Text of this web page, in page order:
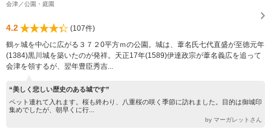
会津／公園・庭園
4.2
(107件)
鶴ヶ城を中心に広がる３７２0平方ｍの公園。城は、葦名氏七代直盛が至徳元年
(1384)黒川城を築いたのが発祥。天正17年(1589)伊達政宗が葦名義広を追って
会津を領するが、翌年豊臣秀吉...
“美しく悲しい歴史のある城です”
ペット連れて入れます。桜も終わり、八重桜の咲く季節に訪れました。目的は御城印
集めでしたが、朝早くに行...
by マーガレットさん